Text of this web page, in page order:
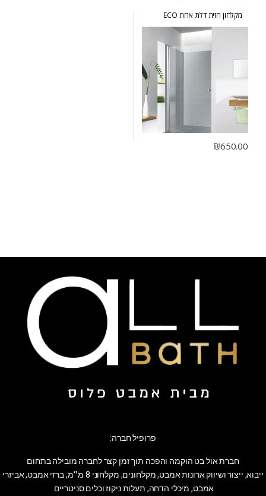
מקלחון חזית דלת אחת ECO
₪650.00
פרופיל חברה:
חברת אול בט הוקמה והפכה תוך זמן קצר לחברה מובילה בתחום
ייבוא, ייצור ושיווק ארונות אמבט, מקלחונים, מקלחוני 8 מ״מ, ברזי אמבט, אביזרי
אמבט, מיכלי הדחה, תעלות ניקוז וכלים סניטריים.